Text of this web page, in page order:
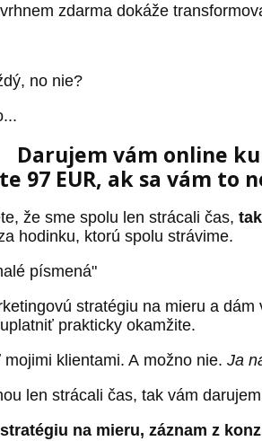
zdarma dokáže
no nie?
Darujem vám online
97 EUR, ak sa vám to
že sme spolu len strácali čas,
hodinku, ktorú spolu strávime.
písmená"
stratégiu na mieru a
prakticky okamžite.
klientami. A možno nie. Ja
len strácali čas, tak vám
na mieru, záznam z